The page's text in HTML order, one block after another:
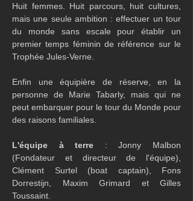
Huit femmes. Huit parcours, huit cultures,
mais une seule ambition : effectuer un tour
du monde sans escale pour établir un
premier temps féminin de référence sur le
Trophée Jules-Verne.
Enfin une équipière de réserve, en la
personne de Marie Tabarly, mais qui ne
peut embarquer pour le tour du Monde pour
des raisons familiales.
L'équipe à terre : Jonny Malbon
(Fondateur et directeur de l'équipe),
Clément Surtel (boat captain), Fons
Dorrestijn, Maxim Grimard et Gilles
Toussaint.